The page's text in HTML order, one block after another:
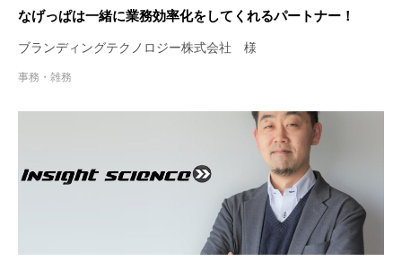
なげっぱは一緒に業務効率化をしてくれるパートナー！
ブランディングテクノロジー株式会社 様
事務・雑務